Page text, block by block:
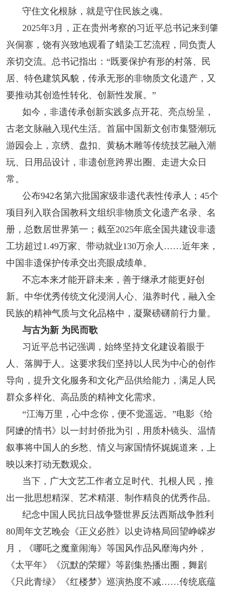
守住文化根脉，就是守住民族之魂。
2025年3月，正在贵州考察的习近平总书记来到肇
兴侗寨，饶有兴致地观看了蜡染工艺流程，同负责人
亲切交流。总书记指出：“既要保护有形的村落、民
居、特色建筑风貌，传承无形的非物质文化遗产，又
要推动其创造性转化、创新性发展。”
如今，非遗传承创新实践多点开花、亮点纷呈，
古老文脉融入现代生活。首届中国新文创市集暨潮玩
游园会上，京绣、盘扣、黄杨木雕等传统技艺融入潮
玩、日用品设计，非遗创意跨界出圈、走进大众日
常。
公布942名第六批国家级非遗代表性传承人；45个
项目列入联合国教科文组织非物质文化遗产名录、名
册，总数居世界第一；截至2025年底全国共建设非遗
工坊超过1.49万家、带动就业130万余人……近年来，
中国非遗保护传承交出亮眼成绩单。
不忘本来才能开辟未来，善于继承才能更好创
新。中华优秀传统文化浸润人心、滋养时代，融入全
民族的精神气质与文化品格中，凝聚磅礴前行力量。
与古为新 为民而歌
习近平总书记强调，始终坚持文化建设着眼于
人、落脚于人。这要求我们坚持以人民为中心的创作
导向，提升文化服务和文化产品供给能力，满足人民
群众多样化、高品质的精神文化需求。
“江海万里，心中念你，便不觉遥远。”电影《给
阿嬷的情书》以一封封侨批为引，用质朴镜头、温情
叙事将中国人的乡愁、情义与家国情怀娓娓道来，上
映以来打动无数观众。
当下，广大文艺工作者立足时代、扎根人民，推
出一批思想精深、艺术精湛、制作精良的优秀作品。
纪念中国人民抗日战争暨世界反法西斯战争胜利
80周年文艺晚会《正义必胜》以史诗格局回望峥嵘岁
月，《哪吒之魔童闹海》等国风作品风靡海内外，
《太平年》《沉默的荣耀》等剧集热播出圈，舞剧
《只此青绿》《红楼梦》巡演热度不减……传统底蕴